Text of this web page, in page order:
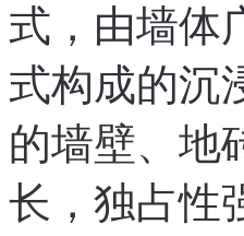
式，由墙体
式构成的沉
的墙壁、地
长，独占性